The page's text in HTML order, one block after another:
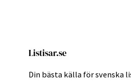
Listisar.se
Din bästa källa för svenska